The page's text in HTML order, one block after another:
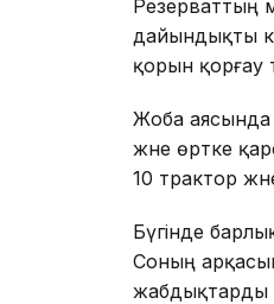
Резерваттың
дайындықты
қорын қорғау
Жоба аясында
және өртке
10 трактор
Бүгінде
Соның
жабдықтарды